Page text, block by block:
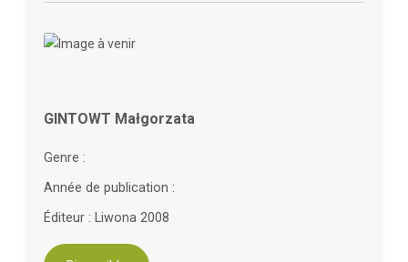
GINTOWT Małgorzata
Genre :
Année de publication :
Éditeur : Liwona 2008